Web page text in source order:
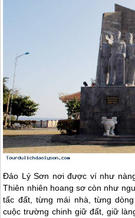
Đảo Lý Sơn nơi được ví như
Thiên nhiên hoang sơ còn như
tấc đất, từng mái nhà, từng
cuộc trường chinh giữ đất, giữ